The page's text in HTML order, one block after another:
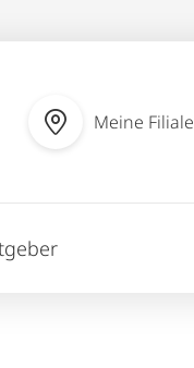
Meine Filiale